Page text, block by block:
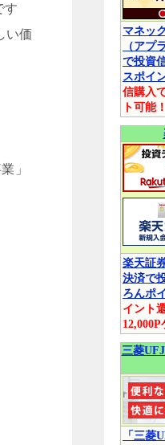
す
い価
」
マネッ
（アプ
で投資
スポイ
信購入
ト可能！
楽天証
決済で
ろんポ
イント
12,000P
三菱
「三菱